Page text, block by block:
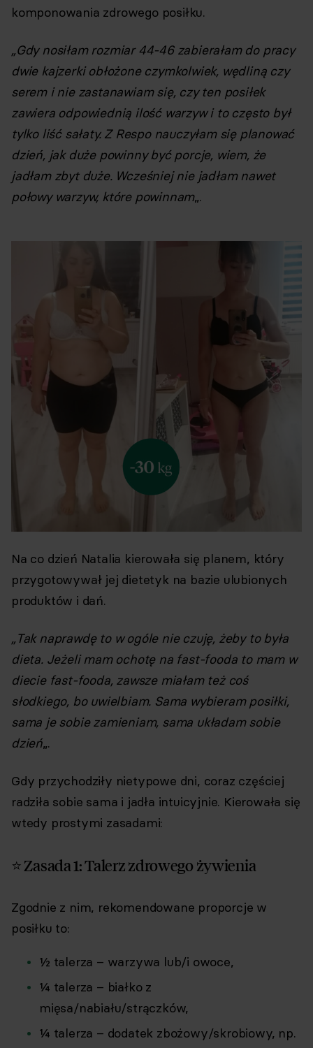
komponowania zdrowego posiłku.
„Gdy nosiłam rozmiar 44-46 zabierałam do pracy
dwie kajzerki obłożone czymkolwiek, wędliną czy
serem i nie zastanawiam się, czy ten posiłek
zawiera odpowiednią ilość warzyw i to często był
tylko liść sałaty. Z Respo nauczyłam się planować
dzień, jak duże powinny być porcje, wiem, że
jadłam zbyt duże. Wcześniej nie jadłam nawet
połowy warzyw, które powinnam„.
Na co dzień Natalia kierowała się planem, który
przygotowywał jej dietetyk na bazie ulubionych
produktów i dań.
„Tak naprawdę to w ogóle nie czuję, żeby to była
dieta. Jeżeli mam ochotę na fast-fooda to mam w
diecie fast-fooda, zawsze miałam też coś
słodkiego, bo uwielbiam. Sama wybieram posiłki,
sama je sobie zamieniam, sama układam sobie
dzień„.
Gdy przychodziły nietypowe dni, coraz częściej
radziła sobie sama i jadła intuicyjnie. Kierowała się
wtedy prostymi zasadami:
⭐ Zasada 1: Talerz zdrowego żywienia
Zgodnie z nim, rekomendowane proporcje w
posiłku to:
½ talerza – warzywa lub/i owoce,
¼ talerza – białko z
mięsa/nabiału/strączków,
¼ talerza – dodatek zbożowy/skrobiowy, np.